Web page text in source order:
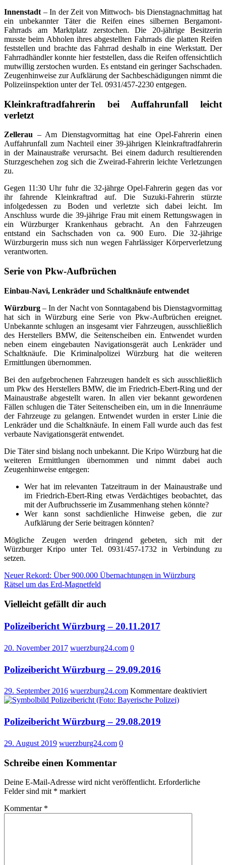
Innenstadt – In der Zeit von Mittwoch- bis Dienstagnachmittag hat
ein unbekannter Täter die Reifen eines silbernen Bergamont-
Fahrrads am Marktplatz zerstochen. Die 20-jährige Besitzerin
musste beim Abholen ihres abgestellten Fahrrads die platten Reifen
feststellen und brachte das Fahrrad deshalb in eine Werkstatt. Der
Fahrradhändler konnte hier feststellen, dass die Reifen offensichtlich
mutwillig zerstochen wurden. Es entstand ein geringer Sachschaden.
Zeugenhinweise zur Aufklärung der Sachbeschädigungen nimmt die
Polizeiinspektion unter der Tel. 0931/457-2230 entgegen.
Kleinkraftradfahrerin bei Auffahrunfall leicht
verletzt
Zellerau – Am Dienstagvormittag hat eine Opel-Fahrerin einen
Auffahrunfall zum Nachteil einer 39-jährigen Kleinkraftradfahrerin
in der Mainaustraße verursacht. Bei einem dadurch resultierenden
Sturzgeschehen zog sich die Zweirad-Fahrerin leichte Verletzungen
zu.
Gegen 11:30 Uhr fuhr die 32-jährge Opel-Fahrerin gegen das vor
ihr fahrende Kleinkraftrad auf. Die Suzuki-Fahrerin stürzte
infolgedessen zu Boden und verletzte sich dabei leicht. Im
Anschluss wurde die 39-jährige Frau mit einem Rettungswagen in
ein Würzburger Krankenhaus gebracht. An den Fahrzeugen
entstand ein Sachschaden von ca. 900 Euro. Die 32-jährige
Würzburgerin muss sich nun wegen Fahrlässiger Körperverletzung
verantworten.
Serie von Pkw-Aufbrüchen
Einbau-Navi, Lenkräder und Schaltknäufe entwendet
Würzburg – In der Nacht von Sonntagabend bis Dienstagvormittag
hat sich in Würzburg eine Serie von Pkw-Aufbrüchen ereignet.
Unbekannte schlugen an insgesamt vier Fahrzeugen, ausschließlich
des Herstellers BMW, die Seitenscheiben ein. Entwendet wurden
neben einem eingebauten Navigationsgerät auch Lenkräder und
Schaltknäufe. Die Kriminalpolizei Würzburg hat die weiteren
Ermittlungen übernommen.
Bei den aufgebrochenen Fahrzeugen handelt es sich ausschließlich
um Pkw des Herstellers BMW, die im Friedrich-Ebert-Ring und der
Mainaustraße abgestellt waren. In allen vier bekannt gewordenen
Fällen schlugen die Täter Seitenscheiben ein, um in die Innenräume
der Fahrzeuge zu gelangen. Entwendet wurden in erster Linie die
Lenkräder und die Schaltknäufe. In einem Fall wurde auch das fest
verbaute Navigationsgerät entwendet.
Die Täter sind bislang noch unbekannt. Die Kripo Würzburg hat die
weiteren Ermittlungen übernommen und nimmt dabei auch
Zeugenhinweise entgegen:
Wer hat im relevanten Tatzeitraum in der Mainaustraße und
im Friedrich-Ebert-Ring etwas Verdächtiges beobachtet, das
mit der Aufbruchsserie im Zusammenhang stehen könnte?
Wer kann sonst sachdienliche Hinweise geben, die zur
Aufklärung der Serie beitragen könnten?
Mögliche Zeugen werden dringend gebeten, sich mit der
Würzburger Kripo unter Tel. 0931/457-1732 in Verbindung zu
setzen.
Beitragsnavigation
Neuer Rekord: Über 900.000 Übernachtungen in Würzburg
Rätsel um das Erd-Magnetfeld
Vielleicht gefällt dir auch
Polizeibericht Würzburg – 20.11.2017
20. November 2017 wuerzburg24.com 0
Polizeibericht Würzburg – 29.09.2016
29. September 2016 wuerzburg24.com Kommentare deaktiviertfür
Polizeibericht Würzburg – 29.08.2019
29. August 2019 wuerzburg24.com 0
Schreibe einen Kommentar
Deine E-Mail-Adresse wird nicht veröffentlicht. Erforderliche
Felder sind mit * markiert
Kommentar *